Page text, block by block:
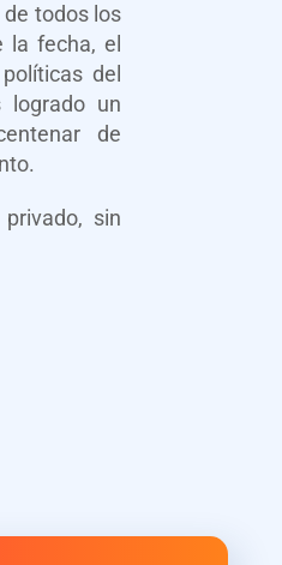
todos los
la fecha, el
del
logrado un
de
sin